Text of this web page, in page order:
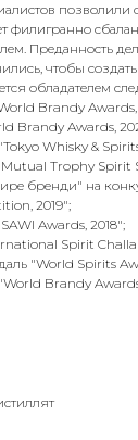
позволили
филигранно
Преданность
чтобы
обладателем
Brandy Awards,
Brandy Awards,
Whisky &
Trophy Spirit
бренди" на
2019";
Awards, 2018";
Spirit
"World Spirits
Brandy